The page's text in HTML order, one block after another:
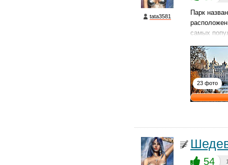
tata3581
Парк
самых
23 фото
54